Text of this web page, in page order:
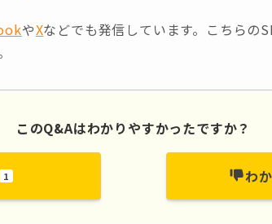
やXなどでも発信しています。こちらの
このQ&Aはわかりやすかったですか？
1 わ